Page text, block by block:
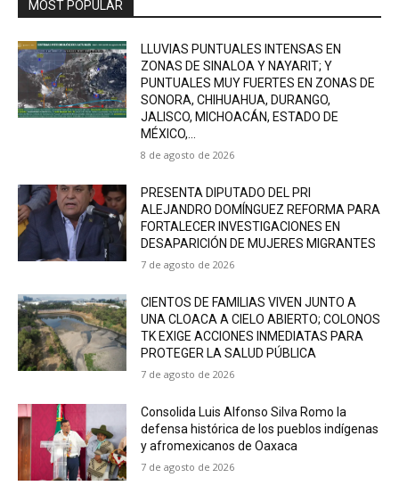
MOST POPULAR
LLUVIAS PUNTUALES INTENSAS EN
ZONAS DE SINALOA Y NAYARIT; Y
PUNTUALES MUY FUERTES EN ZONAS DE
SONORA, CHIHUAHUA, DURANGO,
JALISCO, MICHOACÁN, ESTADO DE
MÉXICO,...
8 de agosto de 2026
PRESENTA DIPUTADO DEL PRI
ALEJANDRO DOMÍNGUEZ REFORMA PARA
FORTALECER INVESTIGACIONES EN
DESAPARICIÓN DE MUJERES MIGRANTES
7 de agosto de 2026
CIENTOS DE FAMILIAS VIVEN JUNTO A
UNA CLOACA A CIELO ABIERTO; COLONOS
TK EXIGE ACCIONES INMEDIATAS PARA
PROTEGER LA SALUD PÚBLICA
7 de agosto de 2026
Consolida Luis Alfonso Silva Romo la
defensa histórica de los pueblos indígenas
y afromexicanos de Oaxaca
7 de agosto de 2026